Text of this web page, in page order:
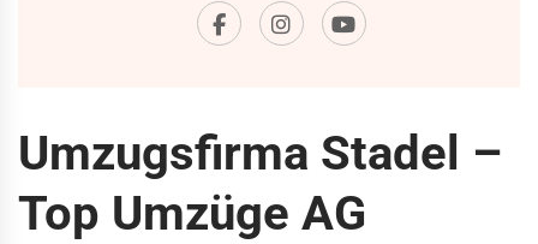
Umzugsfirma Stadel –
Top Umzüge AG